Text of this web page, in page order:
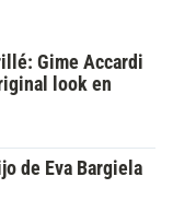
Gime Accardi
look en
de Eva Bargiela